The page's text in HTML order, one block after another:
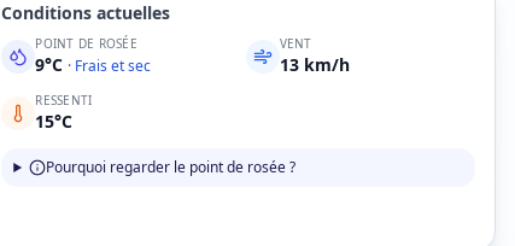
Conditions actuelles
POINT DE ROSÉE
9°C · Frais et sec
VENT
13km/h
RESSENTI
15°C
Pourquoi regarder le point de rosée ?